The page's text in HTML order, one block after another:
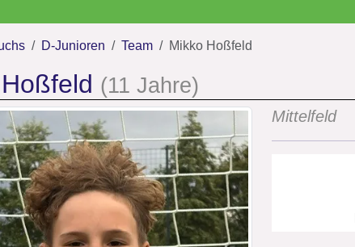
D-Junioren Team Mikko Hoßfeld
(11 Jahre)
Mittelfeld